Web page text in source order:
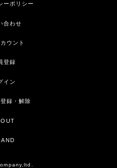
ーポリシー
合わせ
ウント
登録
イン
録・解除